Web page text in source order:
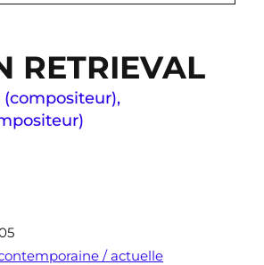
RETRIEVAL
(compositeur),
/ actuelle